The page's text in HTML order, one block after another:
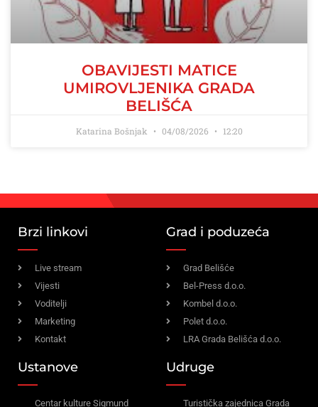
OBAVIJESTI MATICE
UMIROVLJENIKA GRADA
BELIŠĆA
Katarina Bošnjak 04/08/2026 12:20
Brzi linkovi
Live stream
Vijesti
Voditelji
Marketing
Kontakt
Grad i poduzeća
Grad Belišće
Bel-Press d.o.o.
Kombel d.o.o.
Polet d.o.o.
LRA Grada Belišća d.o.o.
Ustanove
Centar kulture Sigmund
Udruge
Turistička zajednica Grada